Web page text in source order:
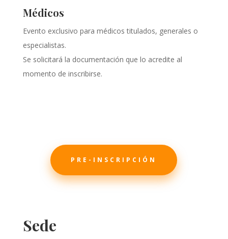
Médicos
Evento exclusivo para médicos titulados, generales o
especialistas.
Se solicitará la documentación que lo acredite al
momento de inscribirse.
PRE-INSCRIPCIÓN
Sede